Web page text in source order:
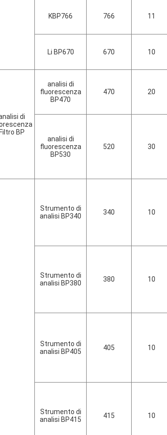
KBP766 766 11
Li BP670 670 10
di
BP
analisi di
fluorescenza
BP470
470 20
analisi di
fluorescenza
BP530
520 30
Strumento di
analisi BP340
340 10
Strumento di
analisi BP380
380 10
Strumento di
analisi BP405
405 10
Strumento di
analisi BP415
415 10